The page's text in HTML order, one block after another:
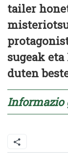
tailer
sugeak
duten
Informazio